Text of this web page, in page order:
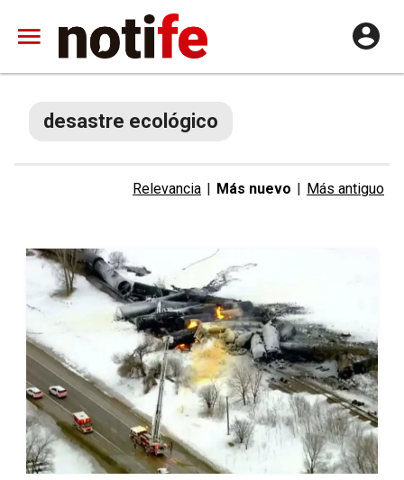
desastre ecológico
Relevancia | Más nuevo | Más antiguo